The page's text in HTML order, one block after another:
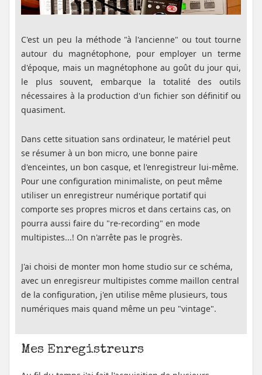
C'est un peu la méthode "à l'ancienne" ou tout tourne
autour du magnétophone, pour employer un terme
d'époque, mais un magnétophone au goût du jour qui,
le plus souvent, embarque la totalité des outils
nécessaires à la production d'un fichier son définitif ou
quasiment.
Dans cette situation sans ordinateur, le matériel peut
se résumer à un bon micro, une bonne paire
d'enceintes, un bon casque, et l'enregistreur lui-même.
Pour une configuration minimaliste, on peut même
utiliser un enregistreur numérique portatif qui
comporte ses propres micros et dans certains cas, on
pourra aussi faire du "re-recording" en mode
multipistes...! On n'arrête pas le progrès.
J'ai choisi de monter mon home studio sur ce schéma,
avec un enregisreur multipistes comme maillon central
de la configuration, j'en utilise même plusieurs, tous
numériques mais quand même un peu "vintage".
Mes Enregistreurs